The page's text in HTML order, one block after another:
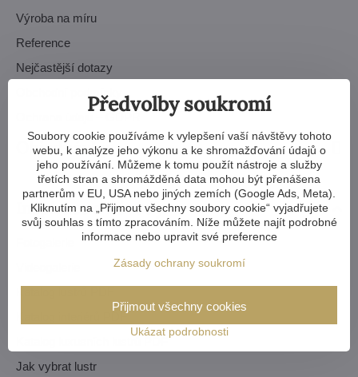
Výroba na míru
Reference
Nejčastější dotazy
Obchodní podmínky
Objednávky
Inspirace a návody
Katalog interiérů PDF
Jak vybrat lustr
Předvolby soukromí
Soubory cookie používáme k vylepšení vaší návštěvy tohoto
webu, k analýze jeho výkonu a ke shromažďování údajů o
jeho používání. Můžeme k tomu použít nástroje a služby
třetích stran a shromážděná data mohou být přenášena
partnerům v EU, USA nebo jiných zemích (Google Ads, Meta).
Kliknutím na „Přijmout všechny soubory cookie“ vyjadřujete
svůj souhlas s tímto zpracováním. Níže můžete najít podrobné
informace nebo upravit své preference
Zásady ochrany soukromí
Ukázat podrobnosti
Přijmout všechny cookies